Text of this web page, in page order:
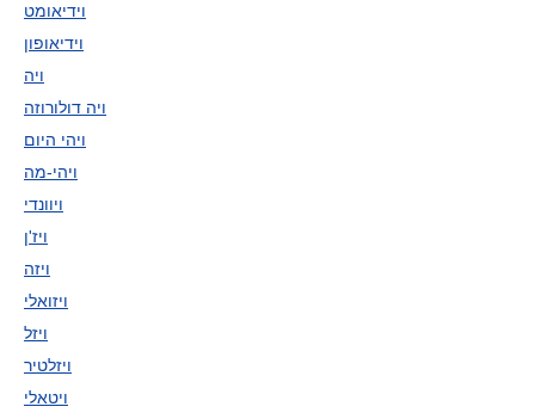
וידיאומט
וידיאופון
ויה
ויה דולורוזה
ויהי היום
ויהי-מה
ויוונדי
ויז'ן
ויזה
ויזואלי
ויזל
ויזלטיר
ויטאלי